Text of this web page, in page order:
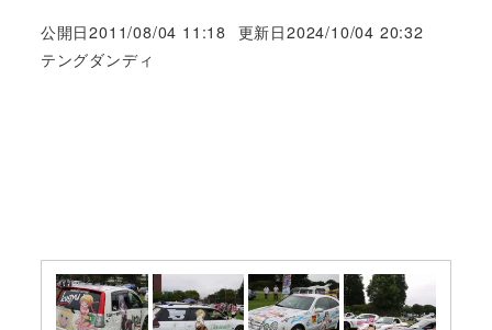
公開日2011/08/04 11:18 更新日2024/10/04 20:32
著
テングダンディ